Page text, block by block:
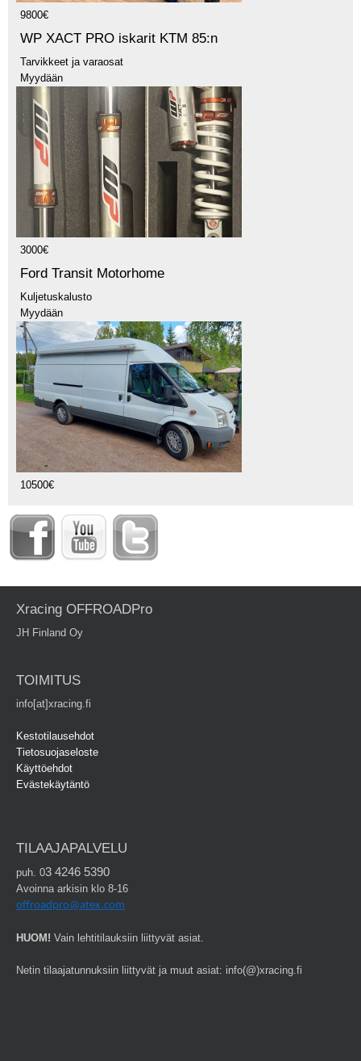
9800€
WP XACT PRO iskarit KTM 85:n
Tarvikkeet ja varaosat
Myydään
3000€
Ford Transit Motorhome
Kuljetuskalusto
Myydään
10500€
Xracing OFFROADPro
JH Finland Oy
TOIMITUS
info[at]xracing.fi
Kestotilausehdot
Tietosuojaseloste
Käyttöehdot
Evästekäytäntö
TILAAJAPALVELU
puh. 03 4246 5390
Avoinna arkisin klo 8-16
offroadpro@atex.com
HUOM! Vain lehtitilauksiin liittyvät asiat.
Netin tilaajatunnuksiin liittyvät ja muut asiat: info(@)xracing.fi